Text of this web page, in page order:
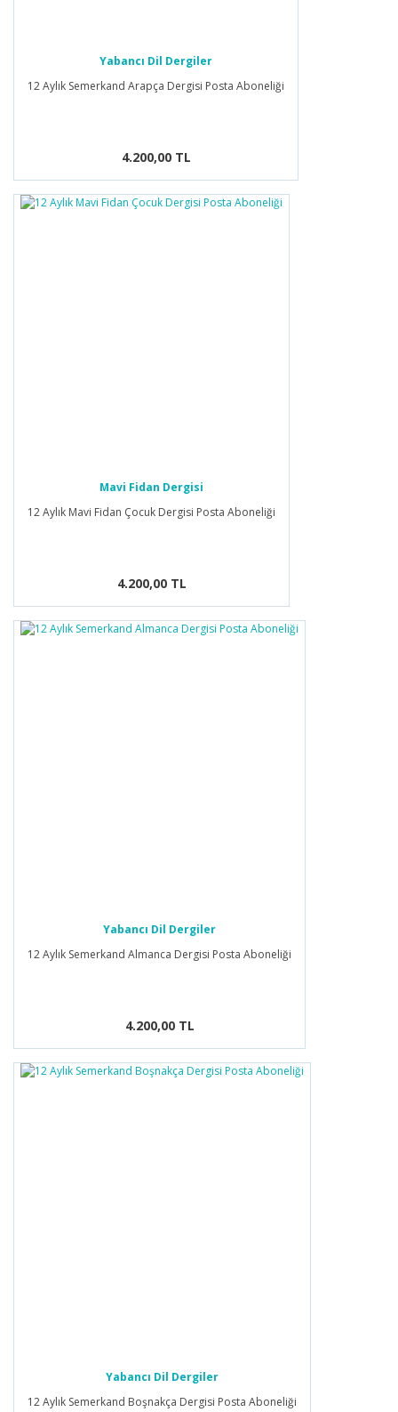
Yabancı Dil Dergiler
12 Aylık Semerkand Arapça Dergisi Posta Aboneliği
4.200,00 TL
Mavi Fidan Dergisi
12 Aylık Mavi Fidan Çocuk Dergisi Posta Aboneliği
4.200,00 TL
Yabancı Dil Dergiler
12 Aylık Semerkand Almanca Dergisi Posta Aboneliği
4.200,00 TL
Yabancı Dil Dergiler
12 Aylık Semerkand Boşnakça Dergisi Posta Aboneliği